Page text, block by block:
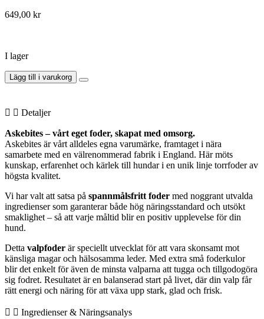
649,00 kr
I lager
Lägg till i varukorg
Detaljer
Askebites – vårt eget foder, skapat med omsorg.
Askebites är vårt alldeles egna varumärke, framtaget i nära
samarbete med en välrenommerad fabrik i England. Här möts
kunskap, erfarenhet och kärlek till hundar i en unik linje torrfoder av
högsta kvalitet.
Vi har valt att satsa på spannmålsfritt foder med noggrant utvalda
ingredienser som garanterar både hög näringsstandard och utsökt
smaklighet – så att varje måltid blir en positiv upplevelse för din
hund.
Detta valpfoder är speciellt utvecklat för att vara skonsamt mot
känsliga magar och hälsosamma leder. Med extra små foderkulor
blir det enkelt för även de minsta valparna att tugga och tillgodogöra
sig fodret. Resultatet är en balanserad start på livet, där din valp får
rätt energi och näring för att växa upp stark, glad och frisk.
Ingredienser & Näringsanalys